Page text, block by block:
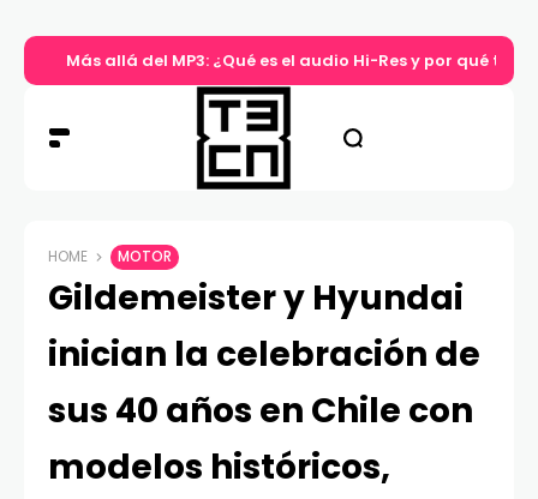
Más allá del MP3: ¿Qué es el audio Hi-Res y por qué tu
HOME MOTOR
Gildemeister y Hyundai
inician la celebración de
sus 40 años en Chile con
modelos históricos,